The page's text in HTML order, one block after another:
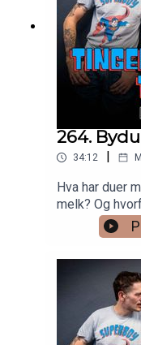
264.
34:12 |
Hva har duer
melk? Og